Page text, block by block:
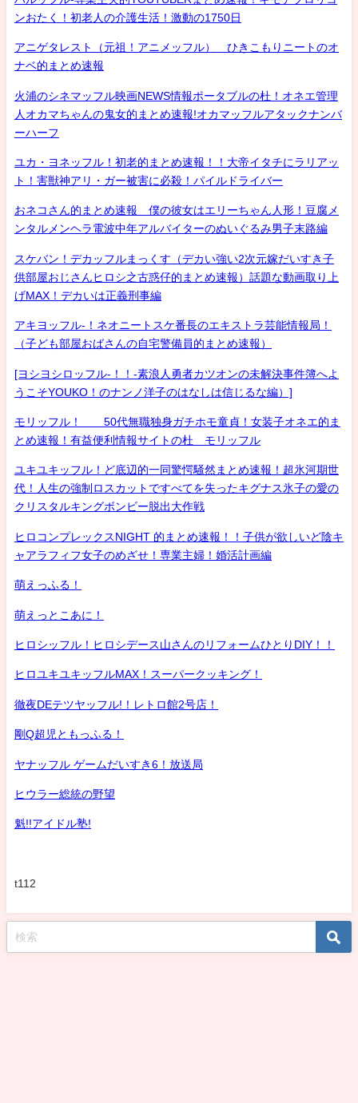
ンおたく！初老人の介護生活！激動の1750日
アニゲタレスト（元祖！アニメッフル） ひきこもりニートのオ
ナベ的まとめ速報
火浦のシネマッフル映画NEWS情報ポータブルの杜！オネエ管理
人オカマちゃんの鬼女的まとめ速報!オカマッフルアタックナンバ
ーハーフ
ユカ・ヨネッフル！初老的まとめ速報！！大帝イタチにラリアッ
ト！害獣神アリ・ガー被害に必殺！パイルドライバー
おネコさん的まとめ速報 僕の彼女はエリーちゃん人形！豆腐メ
ンタルメンヘラ電波中年アルバイターのぬいぐるみ男子末路編
スケバン！デカッフルまっくす（デカい強い2次元嫁だいすき子
供部屋おじさんヒロシ之古惑仔的まとめ速報）話題な動画取り上
げMAX！デカいは正義刑事編
アキヨッフル-！ネオニートスケ番長のエキストラ芸能情報局！
（子ども部屋おばさんの自宅警備員的まとめ速報）
[ヨシヨシロッフル-！！-素浪人勇者カツオンの未解決事件簿へよ
うこそYOUKO！のナンノ洋子のはなしは信じるな編）]
モリッフル！ 50代無職独身ガチホモ童貞！女装子オネエ的ま
とめ速報！有益便利情報サイトの杜 モリッフル
ユキユキッフル！ど底辺的一同驚愕騒然まとめ速報！超氷河期世
代！人生の強制ロスカットですべてを失ったキグナス氷子の愛の
クリスタルキングボンビー脱出大作戦
ヒロコンプレックスNIGHT 的まとめ速報！！子供が欲しいど陰キ
ャアラフィフ女子のめざせ！専業主婦！婚活計画編
萌えっふる！
萌えっとこあに！
ヒロシッフル！ヒロシデース山さんのリフォームひとりDIY！！
ヒロユキユキッフルMAX！スーパークッキング！
徹夜DEテツヤッフル!！レトロ館2号店！
剛Q超児ともっふる！
ヤナッフル ゲームだいすき6！放送局
ヒウラー総統の野望
魁!!アイドル塾!
t112